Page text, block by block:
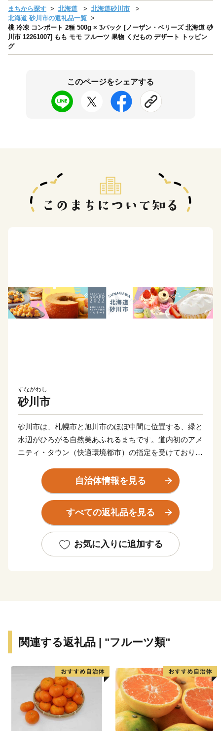
まちから探す 北海道
北海道砂川市
北海道 砂川市の返礼品一覧
桃 冷凍 コンポート 2種 500g × 3パック [ノーザン・ベリーズ 北海道 砂
川市 12261007] もも モモ フルーツ 果物 くだもの デザート トッピン
グ
このページをシェアする
すながわし
砂川市
砂川市は、札幌市と旭川市のほぼ中間に位置する、緑と
水辺がひろがる自然美あふれるまちです。道内初のアメ
ニティ・タウン（快適環境都市）の指定を受けており、
ています。
また、さまざまな菓子店が多いことから、国道12号沿い
を中心としたまちなみを「すながわスイートロード」と
呼び、「すながわスイーツ」を地域ブランドとしてまち
２次医療圏の地域センター病院、３次救急医療機関であ
る救命センターなど、さまざまな指定を受けており、圏
自治体情報を見る
すべての返礼品を見る
お気に入りに追加する
関連する返礼品 | "フルーツ類"